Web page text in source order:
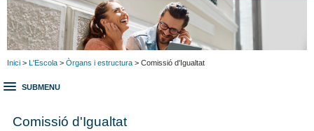
Inici > L'Escola > Òrgans i estructura > Comissió d'Igualtat
SUBMENU
Comissió d'Igualtat